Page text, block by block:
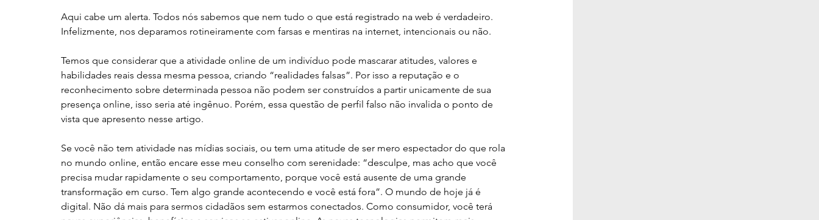
Aqui cabe um alerta. Todos nós sabemos que nem tudo o que está registrado na web é verdadeiro.
Infelizmente, nos deparamos rotineiramente com farsas e mentiras na internet, intencionais ou não.
Temos que considerar que a atividade online de um indivíduo pode mascarar atitudes, valores e
habilidades reais dessa mesma pessoa, criando “realidades falsas”. Por isso a reputação e o
reconhecimento sobre determinada pessoa não podem ser construídos a partir unicamente de sua
presença online, isso seria até ingênuo. Porém, essa questão de perfil falso não invalida o ponto de
vista que apresento nesse artigo.
Se você não tem atividade nas mídias sociais, ou tem uma atitude de ser mero espectador do que rola
no mundo online, então encare esse meu conselho com serenidade: “desculpe, mas acho que você
precisa mudar rapidamente o seu comportamento, porque você está ausente de uma grande
transformação em curso. Tem algo grande acontecendo e você está fora”. O mundo de hoje já é
digital. Não dá mais para sermos cidadãos sem estarmos conectados. Como consumidor, você terá